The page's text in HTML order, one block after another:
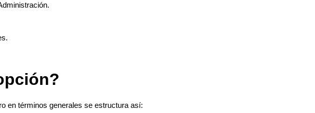
en términos generales se estructura así: